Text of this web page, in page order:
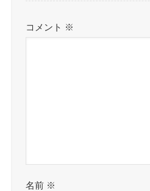
コメント ※
名前 ※